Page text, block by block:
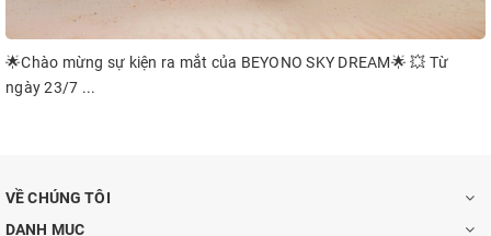
🌟Chào mừng sự kiện ra mắt của BEYONO SKY DREAM🌟 💥 Từ
ngày 23/7 ...
VỀ CHÚNG TÔI
DANH MỤC